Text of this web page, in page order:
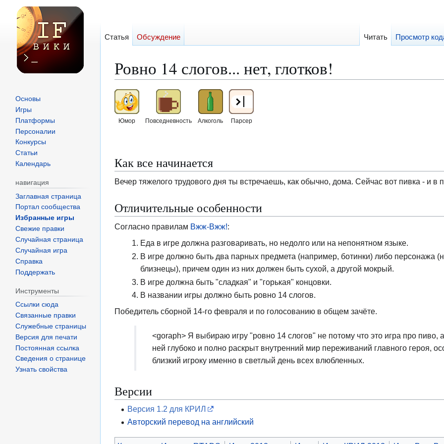
Ровно 14 слогов... нет, глотков!
Перейти
к
навигации
Перейти
к
поиску
Юмор Повседневность Алкоголь Парсер
Как все начинается
Вечер тяжелого трудового дня ты встречаешь, как обычно, дома. Сейчас вот пивка - и в
Отличительные особенности
Согласно правилам Вжж-Вжж!:
Еда в игре должна разговаривать, но недолго или на непонятном языке.
В игре должно быть два парных предмета (например, ботинки) либо персонажа
близнецы), причем один из них должен быть сухой, а другой мокрый.
В игре должна быть "сладкая" и "горькая" концовки.
В названии игры должно быть ровно 14 слогов.
Победитель сборной 14-го февраля и по голосованию в общем зачёте.
<goraph> Я выбираю игру "ровно 14 слогов" не потому что это игра про пиво,
ней глубоко и полно раскрыт внутренний мир переживаний главного героя,
близкий игроку именно в светлый день всех влюбленных.
Версии
Версия 1.2 для КРИЛ
Авторский перевод на английский
Статья Обсуждение Читать Просмотр
Основы
Игры
Платформы
Персоналии
Конкурсы
Статьи
Календарь
навигация
Заглавная страница
Портал сообщества
Избранные игры
Свежие правки
Случайная страница
Случайная игра
Справка
Поддержать
Инструменты
Ссылки сюда
Связанные правки
Служебные страницы
Версия для печати
Постоянная ссылка
Сведения о странице
Узнать свойства